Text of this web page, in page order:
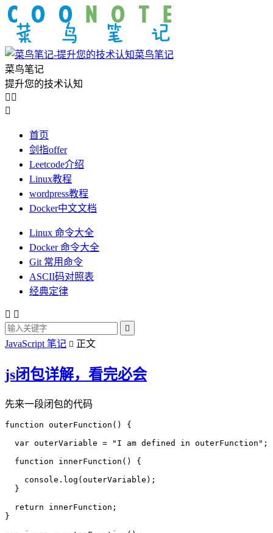
菜鸟笔记
菜鸟笔记
提升您的技术认知
 

首页
剑指offer
Leetcode介绍
Linux教程
wordpress教程
Docker中文文档
Linux 命令大全
Docker 命令大全
Git 常用命令
ASCII码对照表
经典定律
 

JavaScript 笔记  正文
js闭包详解，看完必会
先来一段闭包的代码
function outerFunction() {
  var outerVariable = "I am defined in outerFunction";
  function innerFunction() {
    console.log(outerVariable);
  }
  return innerFunction;
}